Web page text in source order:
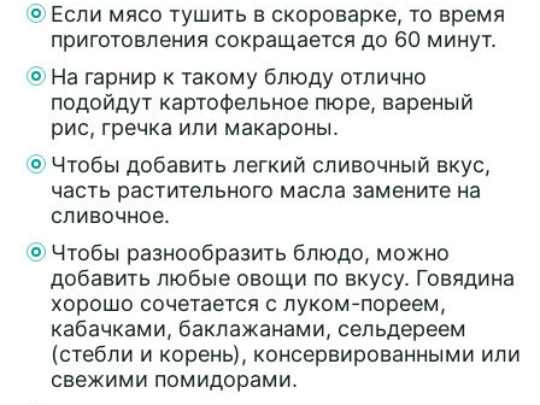
Если мясо тушить в скороварке, то время
приготовления сокращается до 60 минут.
На гарнир к такому блюду отлично
подойдут картофельное пюре, вареный
рис, гречка или макароны.
Чтобы добавить легкий сливочный вкус,
часть растительного масла замените на
сливочное.
Чтобы разнообразить блюдо, можно
добавить любые овощи по вкусу. Говядина
хорошо сочетается с луком-пореем,
кабачками, баклажанами, сельдереем
(стебли и корень), консервированными или
свежими помидорами.